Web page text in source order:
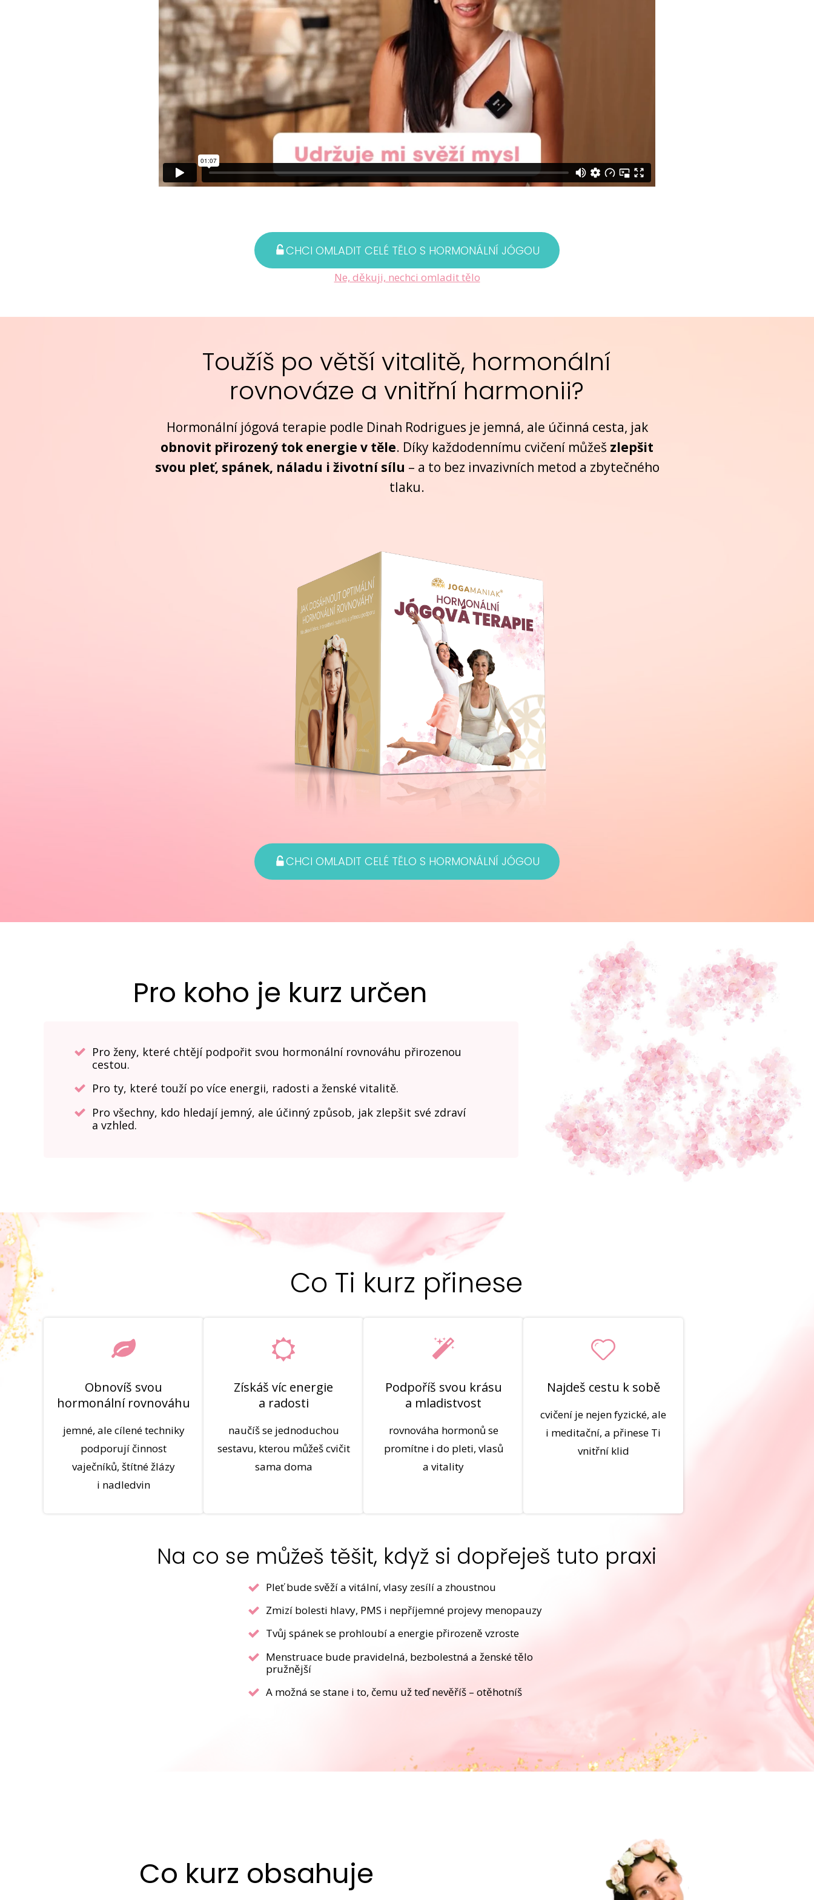
CHCI OMLADIT CELÉ TĚLO S HORMONÁLNÍ JÓGOU
Ne, děkuji, nechci omladit tělo
Toužíš po větší vitalitě, hormonální
rovnováze a vnitřní harmonii?
Hormonální jógová terapie podle Dinah Rodrigues je jemná, ale účinná cesta, jak
obnovit přirozený tok energie v těle. Díky každodennímu cvičení můžeš zlepšit
svou pleť, spánek, náladu i životní sílu – a to bez invazivních metod a zbytečného
tlaku.
CHCI OMLADIT CELÉ TĚLO S HORMONÁLNÍ JÓGOU
Pro koho je kurz určen
Pro ženy, které chtějí podpořit svou hormonální rovnováhu přirozenou
cestou.
Pro ty, které touží po více energii, radosti a ženské vitalitě.
Pro všechny, kdo hledají jemný, ale účinný způsob, jak zlepšit své zdraví
a vzhled.
Co Ti kurz přinese
Obnovíš svou
hormonální rovnováhu
jemné, ale cílené techniky
podporují činnost
vaječníků, štítné žlázy
i nadledvin
Získáš víc energie
a radosti
naučíš se jednoduchou
sestavu, kterou můžeš cvičit
sama doma
Podpoříš svou krásu
a mladistvost
rovnováha hormonů se
promítne i do pleti, vlasů
a vitality
Najdeš cestu k sobě
cvičení je nejen fyzické, ale
i meditační, a přinese Ti
vnitřní klid
Na co se můžeš těšit, když si dopřeješ tuto praxi
Pleť bude svěží a vitální, vlasy zesílí a zhoustnou
Zmizí bolesti hlavy, PMS i nepříjemné projevy menopauzy
Tvůj spánek se prohloubí a energie přirozeně vzroste
Menstruace bude pravidelná, bezbolestná a ženské tělo
pružnější
A možná se stane i to, čemu už teď nevěříš – otěhotníš
Co kurz obsahuje